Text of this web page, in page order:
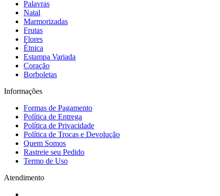
Palavras
Natal
Marmorizadas
Frutas
Flores
Étnica
Estampa Variada
Coração
Borboletas
Informações
Formas de Pagamento
Política de Entrega
Política de Privacidade
Política de Trocas e Devolução
Quem Somos
Rastreie seu Pedido
Termo de Uso
Atendimento